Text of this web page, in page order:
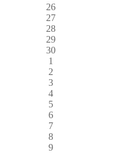
26
27
28
29
30
1
2
3
4
5
6
7
8
9